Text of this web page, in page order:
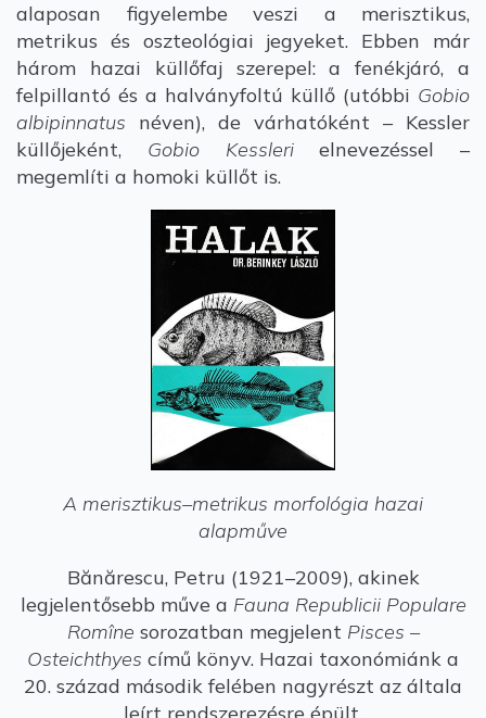
alaposan figyelembe veszi a merisztikus,
metrikus és oszteológiai jegyeket. Ebben már
három hazai küllőfaj szerepel: a fenékjáró, a
felpillantó és a halványfoltú küllő (utóbbi Gobio
albipinnatus néven), de várhatóként – Kessler
küllőjeként, Gobio Kesslerielnevezéssel –
megemlíti a homoki küllőt is.
A merisztikus–metrikus morfológia hazai
alapműve
Bănărescu, Petru (1921–2009), akinek
legjelentősebb műve a Fauna Republicii Populare
Romîne sorozatban megjelent Pisces –
Osteichthyes című könyv. Hazai taxonómiánk a
20. század második felében nagyrészt az általa